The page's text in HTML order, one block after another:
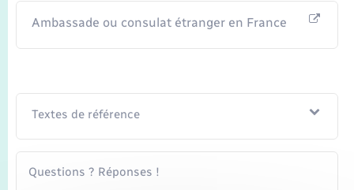
Ambassade ou consulat étranger en France
Textes de référence
Questions ? Réponses !